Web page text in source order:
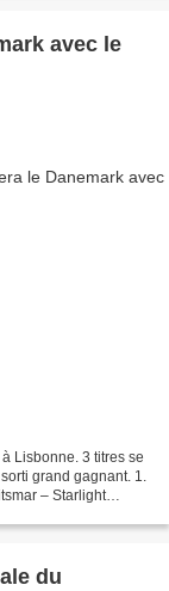
avec le
Lisbonne. 3 titres se
grand gagnant. 1.
– Starlight
du